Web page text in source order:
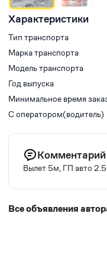
Характеристики
Тип транспорта
Марка транспорта
Модель транспорта
Год выпуска
Минимальное время
С оператором(водитель)
Комментарий
Вылет 5м, ГП авто
Все объявления